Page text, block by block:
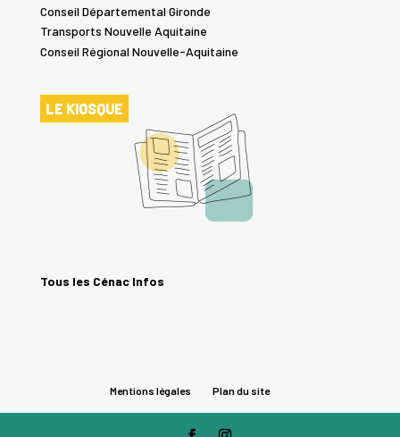
Conseil Départemental Gironde
Transports Nouvelle Aquitaine
Conseil Régional Nouvelle-Aquitaine
LE KIOSQUE
Tous les Cénac Infos
Mentions légales Plan du site